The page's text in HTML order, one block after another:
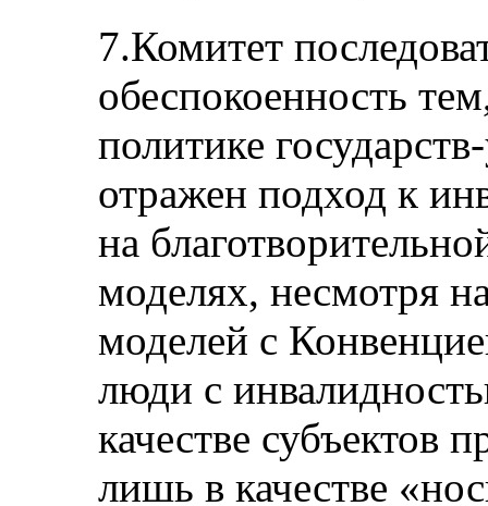
7.Комитет
обеспокоенность
политике
отражен подход к
на
моделях, несмотря
моделей с
люди с
качестве субъектов
лишь в качестве